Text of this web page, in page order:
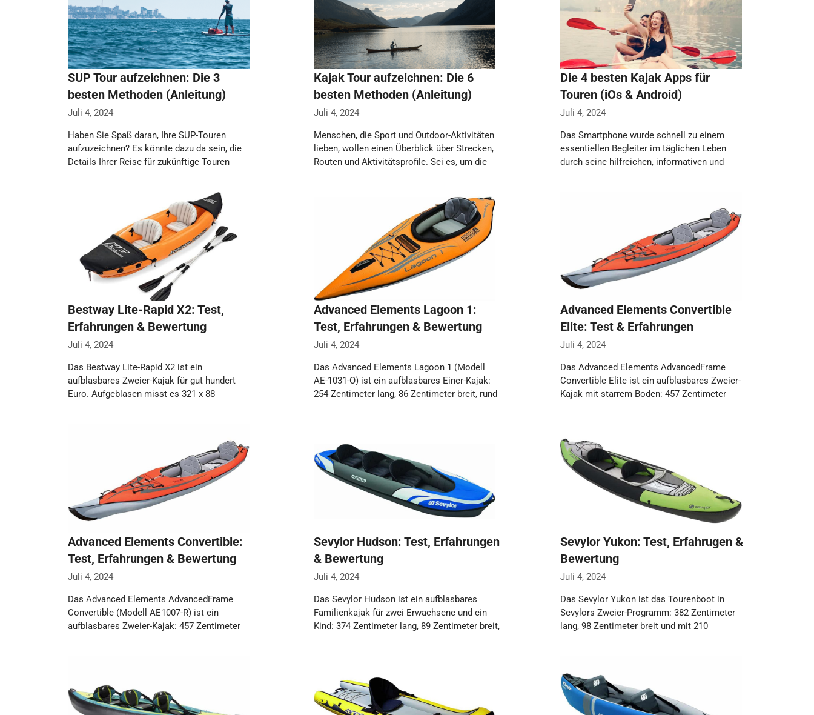
Juli 4, 2024
SUP Tour aufzeichnen: Die 3
besten Methoden (Anleitung)
Haben Sie Spaß daran, Ihre SUP-Touren
aufzuzeichnen? Es könnte dazu da sein, die
Details Ihrer Reise für zukünftige Touren
Juli 4, 2024
Kajak Tour aufzeichnen: Die 6
besten Methoden (Anleitung)
Menschen, die Sport und Outdoor-Aktivitäten
lieben, wollen einen Überblick über Strecken,
Routen und Aktivitätsprofile. Sei es, um die
Juli 4, 2024
Die 4 besten Kajak Apps für
Touren (iOs & Android)
Das Smartphone wurde schnell zu einem
essentiellen Begleiter im täglichen Leben
durch seine hilfreichen, informativen und
Juli 4, 2024
Bestway Lite-Rapid X2: Test,
Erfahrungen & Bewertung
Das Bestway Lite-Rapid X2 ist ein
aufblasbares Zweier-Kajak für gut hundert
Euro. Aufgeblasen misst es 321 x 88
Juli 4, 2024
Advanced Elements Lagoon 1:
Test, Erfahrungen & Bewertung
Das Advanced Elements Lagoon 1 (Modell
AE-1031-O) ist ein aufblasbares Einer-Kajak:
254 Zentimeter lang, 86 Zentimeter breit, rund
Juli 4, 2024
Advanced Elements Convertible
Elite: Test & Erfahrungen
Das Advanced Elements AdvancedFrame
Convertible Elite ist ein aufblasbares Zweier-
Kajak mit starrem Boden: 457 Zentimeter
Weiterlesen…
Juli 4, 2024
Advanced Elements Convertible:
Test, Erfahrungen & Bewertung
Das Advanced Elements AdvancedFrame
Convertible (Modell AE1007-R) ist ein
aufblasbares Zweier-Kajak: 457 Zentimeter
Weiterlesen…
Juli 4, 2024
Sevylor Hudson: Test, Erfahrungen
& Bewertung
Das Sevylor Hudson ist ein aufblasbares
Familienkajak für zwei Erwachsene und ein
Kind: 374 Zentimeter lang, 89 Zentimeter breit,
Juli 4, 2024
Sevylor Yukon: Test, Erfahrugen &
Bewertung
Das Sevylor Yukon ist das Tourenboot in
Sevylors Zweier-Programm: 382 Zentimeter
lang, 98 Zentimeter breit und mit 210